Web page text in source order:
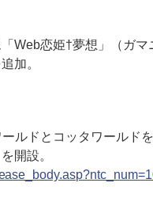
Web恋姫†夢想」（ガマ
加。
ルドとコッタワールド
開設。